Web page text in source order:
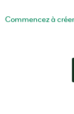
Commencez à créer